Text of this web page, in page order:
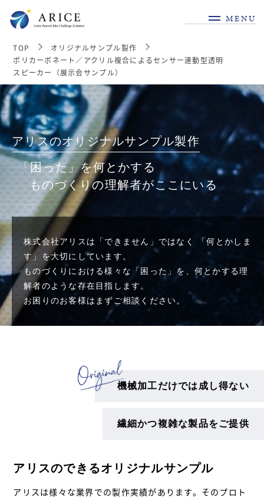
MENU
TOP
オリジナルサンプル製作
ポリカーボネート／アクリル複合によるセンサー連動型透明
スピーカー（展示会サンプル）
アリスのオリジナルサンプル製作
「困った」を何とかする
ものづくりの理解者がここにいる
株式会社アリスは「できません」ではなく
「何とかしま
す」を大切にしています。
ものづくりにおける様々な「困った」を、何とかする理
解者のような存在目指します。
お困りのお客様はまずご相談ください。
機械加工だけでは成し得ない
繊細かつ複雑な製品をご提供
アリスのできるオリジナルサンプル
アリスは様々な業界での製作実績があります。そのプロト